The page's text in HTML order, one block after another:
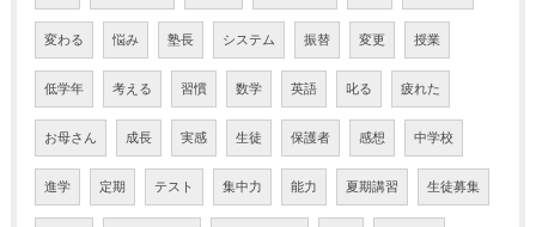
変わる 悩み 塾長 システム 振替 変更 授業
低学年 考える 習慣 数学 英語 叱る 疲れた
お母さん 成長 実感 生徒 保護者 感想 中学校
進学 定期 テスト 集中力 能力 夏期講習 生徒募集